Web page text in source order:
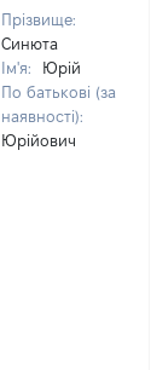
Прізвище:
Синюта
Ім'я:
Юрій
По батькові (за
наявності):
Юрійович